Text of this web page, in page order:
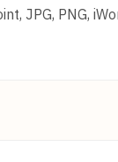
JPG, PNG,